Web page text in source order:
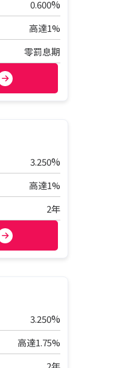
0.600%
高達1%
零罰息期
3.250%
高達1%
2年
3.250%
高達1.75%